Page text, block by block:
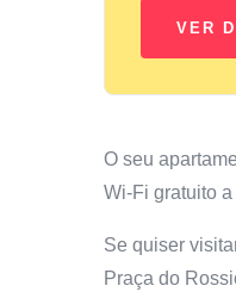
O seu
Wi-Fi gratuito
Se quiser
Praça do